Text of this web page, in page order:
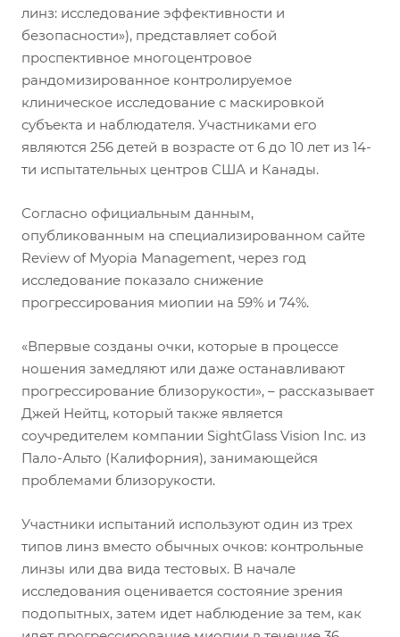
линз: исследование эффективности и
безопасности»), представляет собой
проспективное многоцентровое
рандомизированное контролируемое
клиническое исследование с маскировкой
субъекта и наблюдателя. Участниками его
являются 256 детей в возрасте от 6 до 10 лет из 14-
ти испытательных центров США и Канады.
Согласно официальным данным,
опубликованным на специализированном сайте
Review of Myopia Management, через год
исследование показало снижение
прогрессирования миопии на 59% и 74%.
«Впервые созданы очки, которые в процессе
ношения замедляют или даже останавливают
прогрессирование близорукости», – рассказывает
Джей Нейтц, который также является
соучредителем компании SightGlass Vision Inc. из
Пало-Альто (Калифорния), занимающейся
проблемами близорукости.
Участники испытаний используют один из трех
типов линз вместо обычных очков: контрольные
линзы или два вида тестовых. В начале
исследования оценивается состояние зрения
подопытных, затем идет наблюдение за тем, как